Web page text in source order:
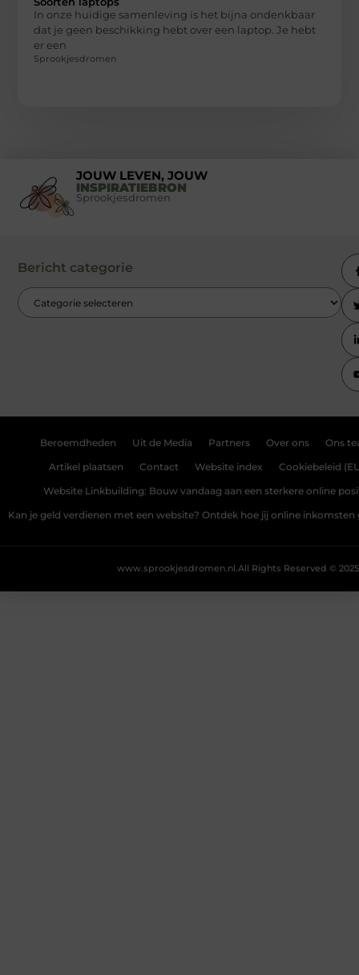
In onze huidige samenleving is het bijna ondenkbaar
dat je geen beschikking hebt over een laptop. Je hebt
er een
Sprookjesdromen
JOUW LEVEN, JOUW
INSPIRATIEBRON
Sprookjesdromen
Bericht categorie
Beroemdheden Uit de Media Partners Over ons Ons
Artikel plaatsen Contact Website index Cookiebeleid
Website Linkbuilding: Bouw vandaag aan een sterkere online
Kan je geld verdienen met een website? Ontdek hoe jij online inkomsten
All Rights Reserved © 2025
www.sprookjesdromen.nl.